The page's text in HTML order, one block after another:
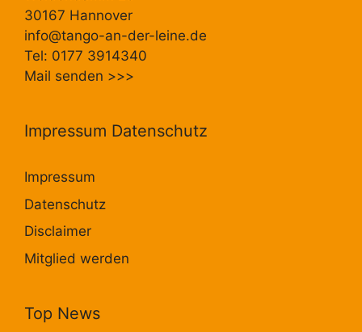
30167 Hannover
info@tango-an-der-leine.de
Tel: 0177 3914340
Mail senden >>>
Impressum Datenschutz
Impressum
Datenschutz
Disclaimer
Mitglied werden
Top News